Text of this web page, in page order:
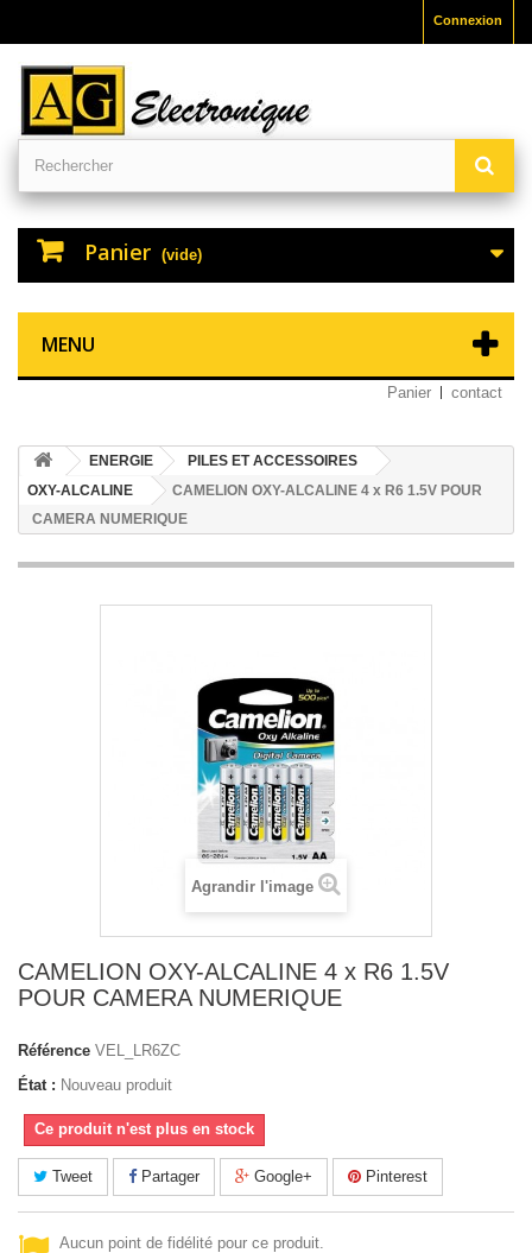
Connexion
Panier (vide)
MENU
Panier contact
ENERGIE
PILES ET ACCESSOIRES
OXY-ALCALINE
CAMELION OXY-ALCALINE 4 x R6 1.5V POUR
CAMERA NUMERIQUE
Agrandir l'image
CAMELION OXY-ALCALINE 4 x R6 1.5V
POUR CAMERA NUMERIQUE
Référence VEL_LR6ZC
État : Nouveau produit
Ce produit n'est plus en stock
Tweet Partager Google+ Pinterest
Aucun point de fidélité pour ce produit.